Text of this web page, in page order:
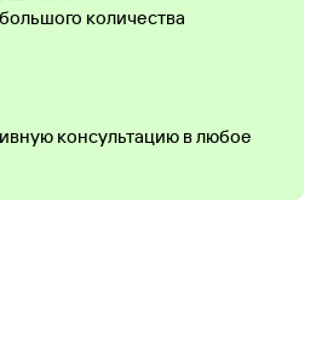
количества
консультацию в любое